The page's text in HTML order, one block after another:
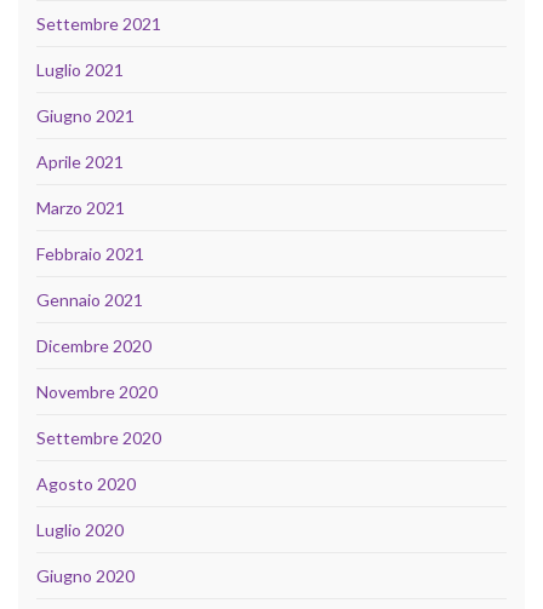
Settembre 2021
Luglio 2021
Giugno 2021
Aprile 2021
Marzo 2021
Febbraio 2021
Gennaio 2021
Dicembre 2020
Novembre 2020
Settembre 2020
Agosto 2020
Luglio 2020
Giugno 2020